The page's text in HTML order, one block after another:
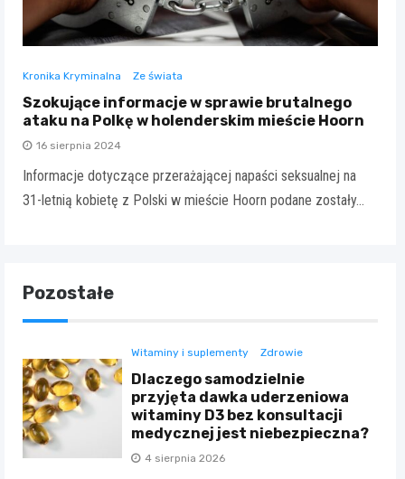
Kronika Kryminalna Ze świata
Szokujące informacje w sprawie brutalnego
ataku na Polkę w holenderskim mieście Hoorn
16 sierpnia 2024
Informacje dotyczące przerażającej napaści seksualnej na
31-letnią kobietę z Polski w mieście Hoorn podane zostały…
Pozostałe
Witaminy i suplementy Zdrowie
Dlaczego samodzielnie
przyjęta dawka uderzeniowa
witaminy D3 bez konsultacji
medycznej jest niebezpieczna?
4 sierpnia 2026